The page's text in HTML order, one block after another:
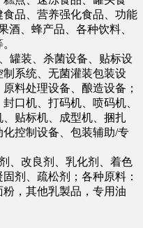
品、营养强化食品、功能
酒、蜂产品、各种饮料、
罐装、杀菌设备、贴标设
系统、无菌灌装包装设
料处理设备、酿造设备；
口机、打码机、喷码机、
贴标机、成型机、捆扎
控制设备、包装辅助/专
、改良剂、乳化剂、着色
剂、疏松剂；各种原料：
，其他乳製品，专用油